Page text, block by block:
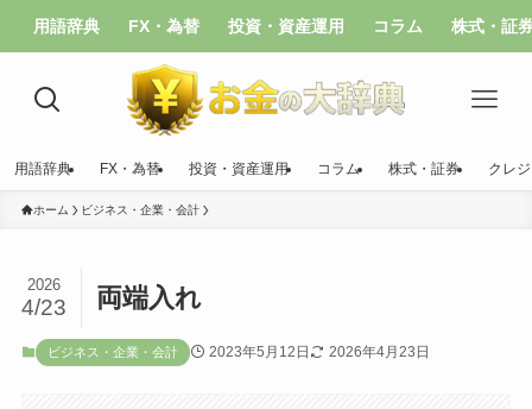
用語辞典 FX・為替 投資・資産運用 コラム 株式・証
用語辞典 FX・為替 投資・資産運用 コラム 株式・証券 クレ
ホーム ビジネス・企業・会計
両端入れ
2026
4/23
ビジネス・企業・会計 2023年5月12日 2026年4月23日